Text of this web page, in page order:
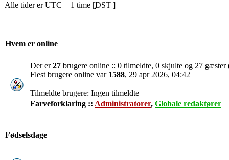
Alle tider er UTC + 1 time [DST ]
Hvem er online
Der er27 brugere online :: 0 tilmeldte, 0 skjulte og 27 gæster
Flest brugere online var 1588, 29 apr 2026, 04:42
Tilmeldte brugere: Ingen tilmeldte
Farveforklaring :: Administratorer, Globale redaktører
Fødselsdage